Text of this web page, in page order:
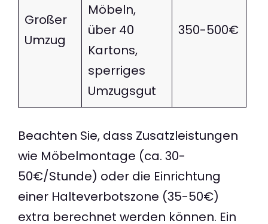
Großer
Umzug
Möbeln,
über 40
Kartons,
sperriges
Umzugsgut
350-500€
Beachten Sie, dass Zusatzleistungen
wie Möbelmontage (ca. 30-
50€/Stunde) oder die Einrichtung
einer Halteverbotszone (35-50€)
extra berechnet werden können. Ein